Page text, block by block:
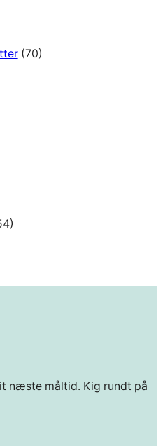
(70)
næste måltid. Kig rundt på